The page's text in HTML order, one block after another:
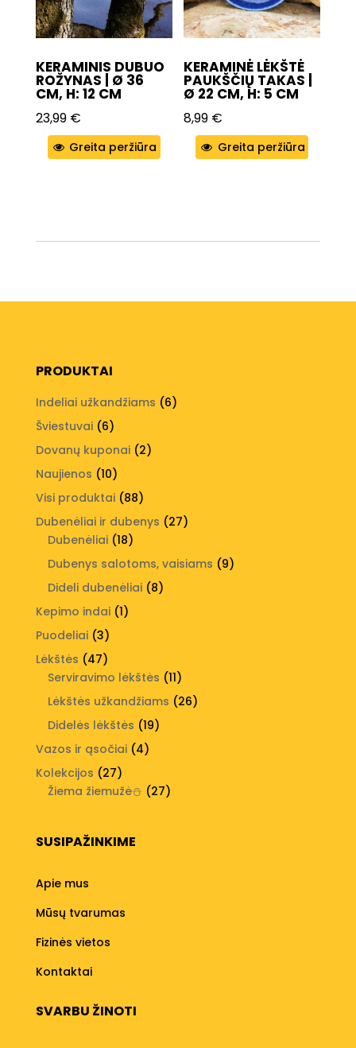
KERAMINIS DUBUO
ROŽYNAS | Ø 36
CM, H: 12 CM
23,99 €
Greita peržiūra
KERAMINĖ LĖKŠTĖ
PAUKŠČIŲ TAKAS |
Ø 22 CM, H: 5 CM
8,99 €
Greita peržiūra
PRODUKTAI
Indeliai užkandžiams 66
Šviestuvai 66
produktai
Dovanų kuponai 22
Naujienos 1010
produktų
Visi produktai 8888
produktai
Dubenėliai ir dubenys 2727
Dubenėliai 1818
produktų
Dubenys salotoms, vaisiams 99
Dideli dubenėliai 88
Kepimo indai 11
Puodeliai 33
produktai
Lėkštės 4747
produktai
Serviravimo lėkštės 1111
produktų
Lėkštės užkandžiams 2626
Didelės lėkštės 1919
Vazos ir ąsočiai 44
Kolekcijos 2727
produktai
Žiema žiemužė⛄ 2727
SUSIPAŽINKIME
Apie mus
Mūsų tvarumas
Fizinės vietos
Kontaktai
SVARBU ŽINOTI